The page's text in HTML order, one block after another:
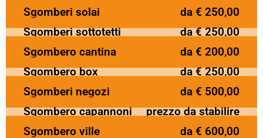
Sgomberi solai
da € 250,00
Sgomberi sottotetti
da € 250,00
Sgombero cantina
da € 200,00
Sgombero box
da € 250,00
Sgomberi negozi
da € 500,00
Sgombero capannoni
prezzo da stabilire
Sgombero ville
da € 600,00